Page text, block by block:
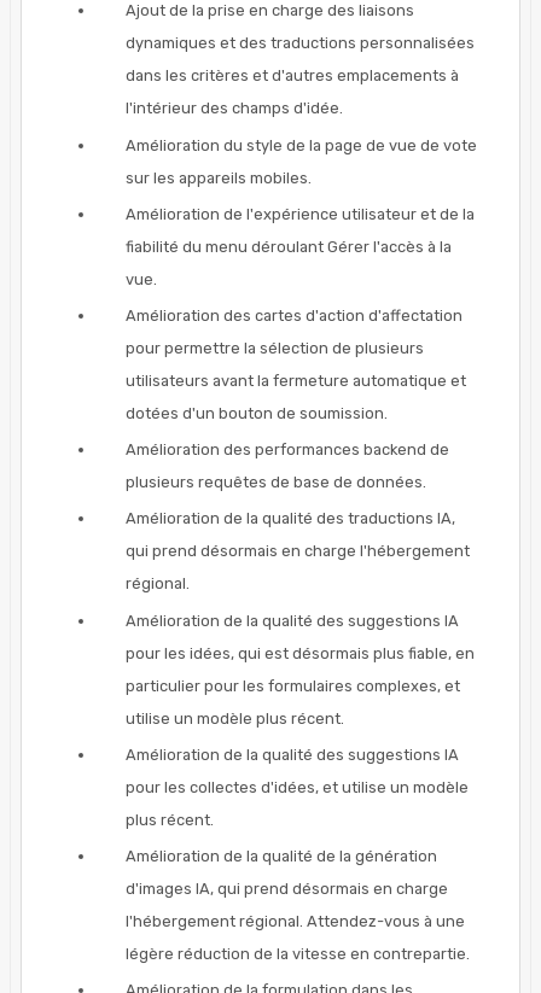
Ajout de la prise en charge des liaisons
dynamiques et des traductions personnalisées
dans les critères et d'autres emplacements à
l'intérieur des champs d'idée.
Amélioration du style de la page de vue de vote
sur les appareils mobiles.
Amélioration de l'expérience utilisateur et de la
fiabilité du menu déroulant Gérer l'accès à la
vue.
Amélioration des cartes d'action d'affectation
pour permettre la sélection de plusieurs
utilisateurs avant la fermeture automatique et
dotées d'un bouton de soumission.
Amélioration des performances backend de
plusieurs requêtes de base de données.
Amélioration de la qualité des traductions IA,
qui prend désormais en charge l'hébergement
régional.
Amélioration de la qualité des suggestions IA
pour les idées, qui est désormais plus fiable, en
particulier pour les formulaires complexes, et
utilise un modèle plus récent.
Amélioration de la qualité des suggestions IA
pour les collectes d'idées, et utilise un modèle
plus récent.
Amélioration de la qualité de la génération
d'images IA, qui prend désormais en charge
l'hébergement régional. Attendez-vous à une
légère réduction de la vitesse en contrepartie.